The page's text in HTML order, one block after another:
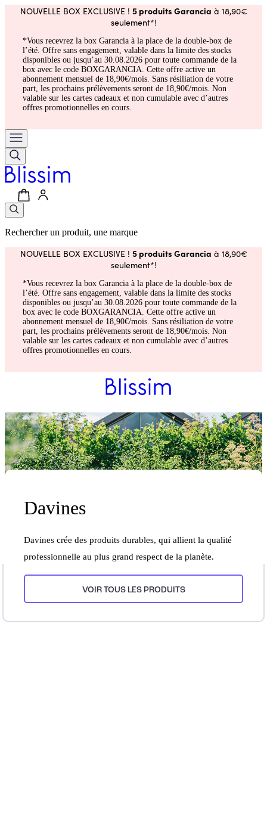
NOUVELLE BOX EXCLUSIVE ! 5 produits Garancia à 18,90€
seulement*!
*Vous recevrez la box Garancia à la place de la double-box de
l’été. Offre sans engagement, valable dans la limite des stocks
disponibles ou jusqu’au 30.08.2026 pour toute commande de la
box avec le code BOXGARANCIA. Cette offre active un
abonnement mensuel de 18,90€/mois. Sans résiliation de votre
part, les prochains prélèvements seront de 18,90€/mois. Non
valable sur les cartes cadeaux et non cumulable avec d’autres
offres promotionnelles en cours.
Rechercher un produit, une marque
NOUVELLE BOX EXCLUSIVE ! 5 produits Garancia à 18,90€
seulement*!
*Vous recevrez la box Garancia à la place de la double-box de
l’été. Offre sans engagement, valable dans la limite des stocks
disponibles ou jusqu’au 30.08.2026 pour toute commande de la
box avec le code BOXGARANCIA. Cette offre active un
abonnement mensuel de 18,90€/mois. Sans résiliation de votre
part, les prochains prélèvements seront de 18,90€/mois. Non
valable sur les cartes cadeaux et non cumulable avec d’autres
offres promotionnelles en cours.
Davines
Davines crée des produits durables, qui allient la qualité
professionnelle au plus grand respect de la planète.
VOIR TOUS LES PRODUITS